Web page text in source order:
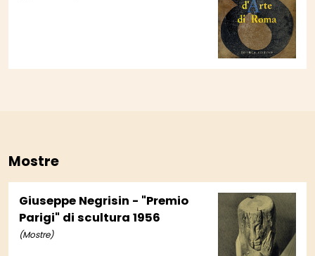
Mostre
Giuseppe Negrisin - "Premio
Parigi" di scultura 1956
(Mostre)